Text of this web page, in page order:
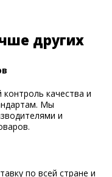
других
качества и
Мы
и
по всей стране и